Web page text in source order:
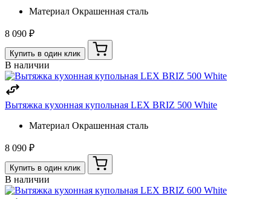
Материал Окрашенная сталь
8 090 ₽
Купить в один клик
В наличии
Вытяжка кухонная купольная LEX BRIZ 500 White
Материал Окрашенная сталь
8 090 ₽
Купить в один клик
В наличии